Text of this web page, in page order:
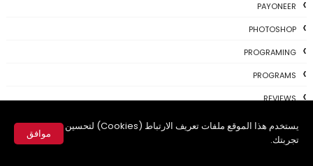
يستخدم هذا الموقع ملفات تعريف الارتباط (Cookies) لتحسين
تجربتك.
موافق
PAYONEER
PHOTOSHOP
PROGRAMING
PROGRAMS
REVIEWS
SKYPE
TH3 NEWS